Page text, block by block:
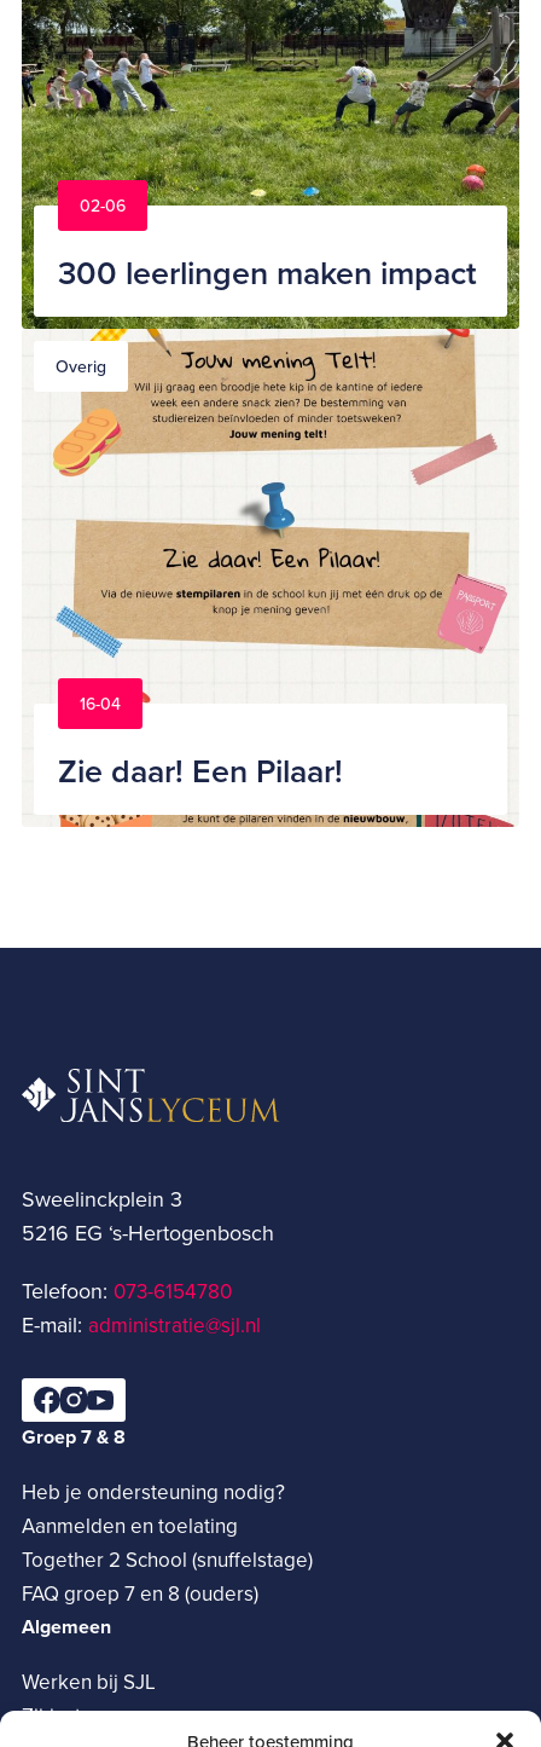
Beheer toestemming
02-06
300 leerlingen maken impact
Overig
16-04
Zie daar! Een Pilaar!
Sweelinckplein 3
5216 EG ‘s-Hertogenbosch
Telefoon: 073-6154780­
E-mail: administratie@sjl.nl
Groep 7 & 8
Heb je ondersteuning nodig?
Aanmelden en toelating
Together 2 School (snuffelstage)
FAQ groep 7 en 8 (ouders)
Algemeen
Werken bij SJL
Zij-instroom